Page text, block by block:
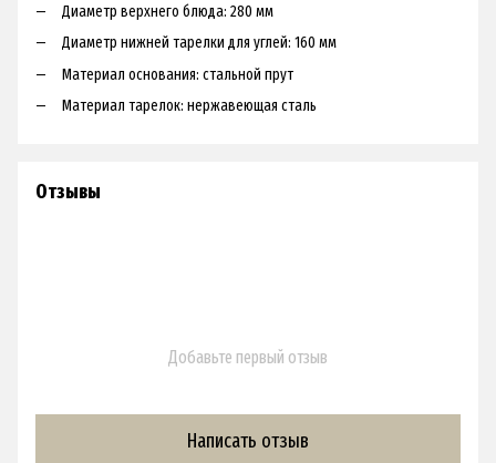
Диаметр верхнего блюда: 280 мм
Диаметр нижней тарелки для углей: 160 мм
Материал основания: стальной прут
Материал тарелок: нержавеющая сталь
Отзывы
Добавьте первый отзыв
Написать отзыв